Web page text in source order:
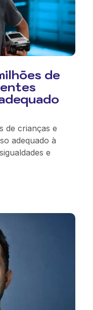
de
de crianças e
adequado à
e